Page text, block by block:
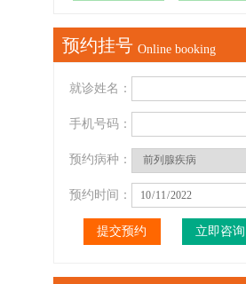
预约挂号 Online booking
就诊姓名：
手机号码：
预约病种：
预约时间：
立即咨询